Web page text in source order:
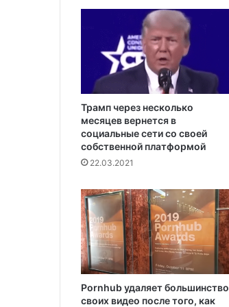
г
Трамп через несколько
месяцев вернется в
социальные сети со своей
собственной платформой
22.03.2021
Pornhub удаляет большинство
своих видео после того, как